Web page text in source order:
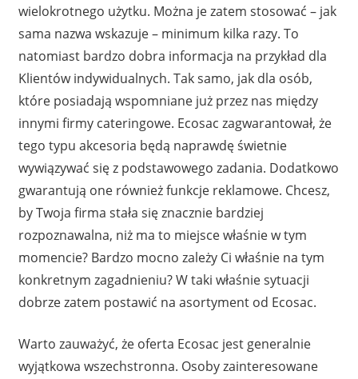
wielokrotnego użytku. Można je zatem stosować – jak
sama nazwa wskazuje – minimum kilka razy. To
natomiast bardzo dobra informacja na przykład dla
Klientów indywidualnych. Tak samo, jak dla osób,
które posiadają wspomniane już przez nas między
innymi firmy cateringowe. Ecosac zagwarantował, że
tego typu akcesoria będą naprawdę świetnie
wywiązywać się z podstawowego zadania. Dodatkowo
gwarantują one również funkcje reklamowe. Chcesz,
by Twoja firma stała się znacznie bardziej
rozpoznawalna, niż ma to miejsce właśnie w tym
momencie? Bardzo mocno zależy Ci właśnie na tym
konkretnym zagadnieniu? W taki właśnie sytuacji
dobrze zatem postawić na asortyment od Ecosac.
Warto zauważyć, że oferta Ecosac jest generalnie
wyjątkowa wszechstronna. Osoby zainteresowane